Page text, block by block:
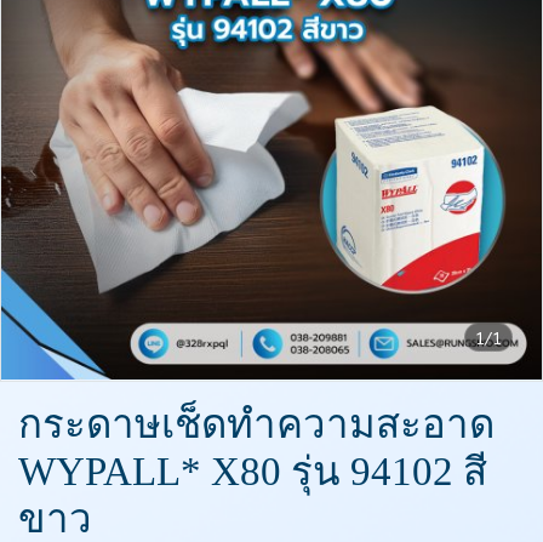
1/1
กระดาษเช็ดทำความสะอาด
WYPALL* X80 รุ่น 94102 สี
ขาว